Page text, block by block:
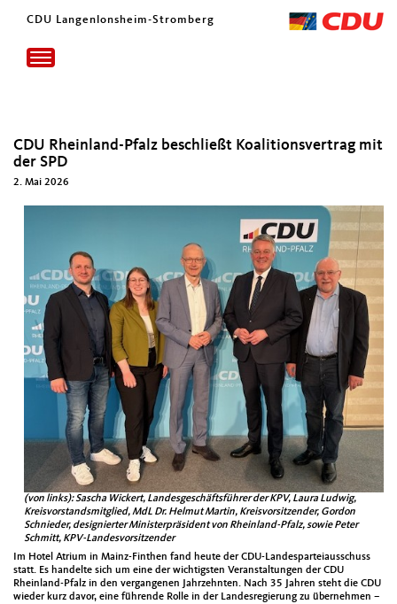
CDU Langenlonsheim-Stromberg
Toggle
navigation
CDU Rheinland-Pfalz beschließt Koalitionsvertrag mit
der SPD
2. Mai 2026
(von links): Sascha Wick­ert, Lan­des­geschäfts­führer der KPV, Lau­ra Lud­wig,
Kreisvor­standsmit­glied, MdL Dr. Hel­mut Mar­tin, Kreisvor­sitzen­der, Gor­don
Schnieder, desig­niert­er Min­is­ter­präsi­dent von Rhein­land-Pfalz, sowie Peter
Schmitt, KPV-Lan­desvor­sitzen­der
Im Hotel Atri­um in Mainz-Finthen fand heute der CDU-Lan­desparteiauss­chuss
statt. Es han­delte sich um eine der wichtig­sten Ver­anstal­tun­gen der CDU
Rhein­land-Pfalz in den ver­gan­genen Jahrzehn­ten. Nach 35 Jahren ste­ht die CDU
wieder kurz davor, eine führende Rolle in der Lan­desregierung zu übernehmen –